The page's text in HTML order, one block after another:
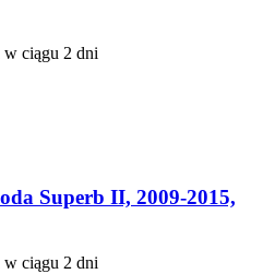
w ciągu 2 dni
Superb II, 2009-2015,
w ciągu 2 dni